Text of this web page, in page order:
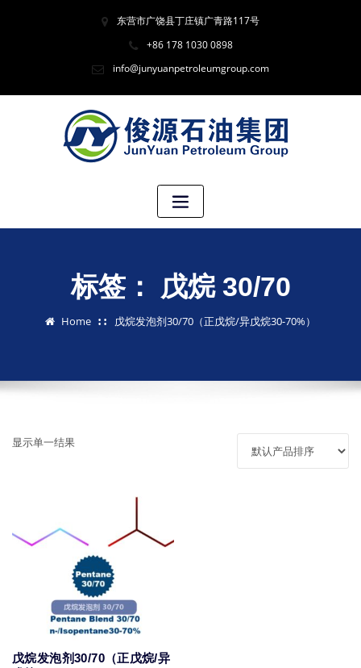
东营市广饶县丁庄镇广青路117号
+86 178 1030 0898
info@junyuanpetroleumgroup.com
标签： 戊烷 30/70
Home 戊烷发泡剂30/70（正戊烷/异戊烷30-70%）
显示单一结果
戊烷发泡剂30/70（正戊烷/异